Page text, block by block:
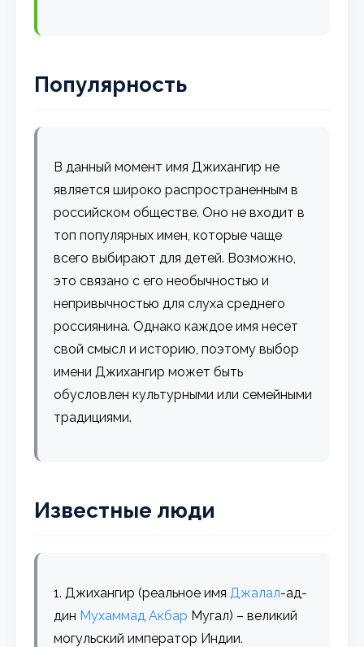
Популярность
В данный момент имя Джихангир не
является широко распространенным в
российском обществе. Оно не входит в
топ популярных имен, которые чаще
всего выбирают для детей. Возможно,
это связано с его необычностью и
непривычностью для слуха среднего
россиянина. Однако каждое имя несет
свой смысл и историю, поэтому выбор
имени Джихангир может быть
обусловлен культурными или семейными
традициями.
Известные люди
1. Джихангир (реальное имяДжалал-ад-
дин Мухаммад Акбар Мугал) – великий
могульский император Индии.